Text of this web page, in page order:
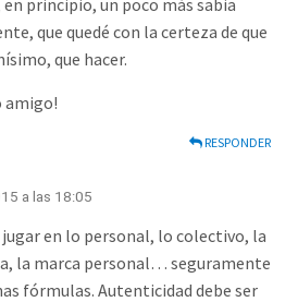
que quedé con la certeza de que
que hacer.
amigo!
RESPONDER
a las 18:05
en lo personal, lo colectivo, la
la marca personal… seguramente
fórmulas. Autenticidad debe ser